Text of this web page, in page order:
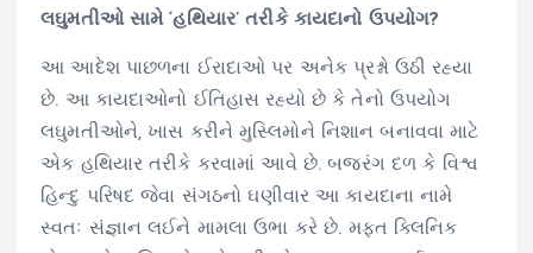
લઘુમતીઓ સામે ‘હથિયાર’ તરીકે કાયદાનો ઉપયોગ?
આ આદેશ પાછળના ઈરાદાઓ પર અનેક પ્રશ્નો ઉઠી રહ્યા
છે. આ કાયદાઓનો ઈતિહાસ રહ્યો છે કે તેનો ઉપયોગ
લઘુમતીઓને, ખાસ કરીને મુસ્લિમોને નિશાન બનાવવા માટે
એક હથિયાર તરીકે કરવામાં આવે છે. બજરંગ દળ કે વિશ્વ
હિન્દુ પરિષદ જેવા સંગઠનો ઘણીવાર આ કાયદાના નામે
સ્વતઃ સંજ્ઞાન લઈને મામલા ઉભા કરે છે. મફત ક્લિનિક